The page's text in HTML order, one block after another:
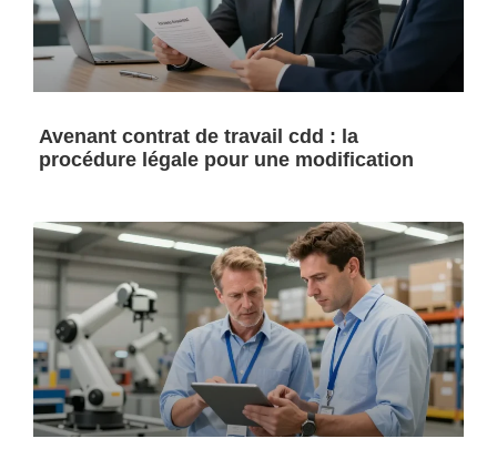
Avenant contrat de travail cdd : la
procédure légale pour une modification